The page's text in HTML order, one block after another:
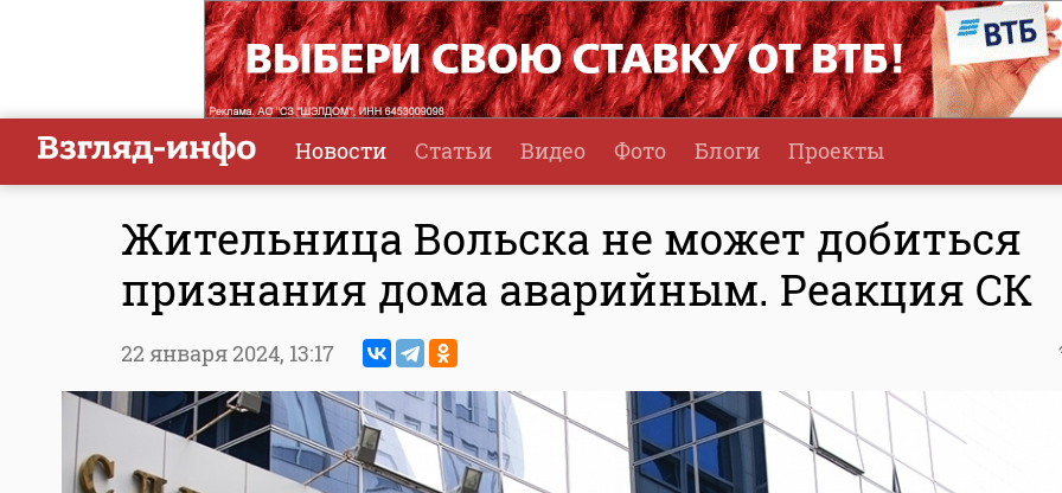
Новости Статьи Видео Фото Блоги Проекты
Жительница Вольска не может добиться
признания дома аварийным. Реакция СК
22 января 2024, 13:17